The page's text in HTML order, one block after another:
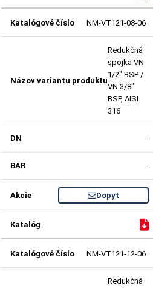
NM-VT121-08-06
Redukčná
spojka VN
1/2" BSP /
VN 3/8"
BSP, AISI
316
-
-
Dopyt
NM-VT121-12-06
Redukčná